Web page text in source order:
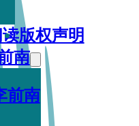
版权声明
南
前南